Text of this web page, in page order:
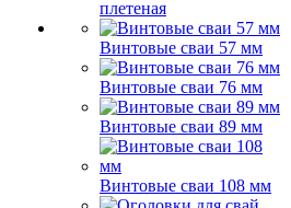
плетеная
Винтовые сваи 57 мм
Винтовые сваи 76 мм
Винтовые сваи 89 мм
Винтовые сваи 108 мм